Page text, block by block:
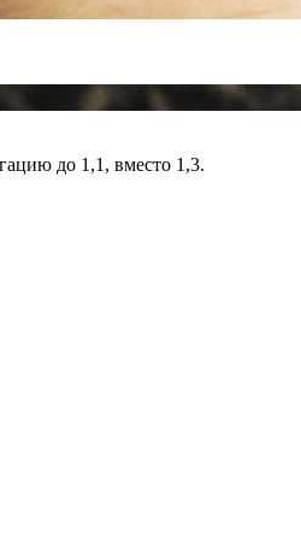
до 1,1, вместо 1,3.